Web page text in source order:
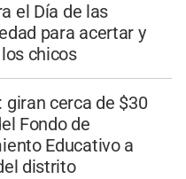
el Día de las
para acertar y
chicos
giran cerca de $30
Fondo de
Educativo a
distrito